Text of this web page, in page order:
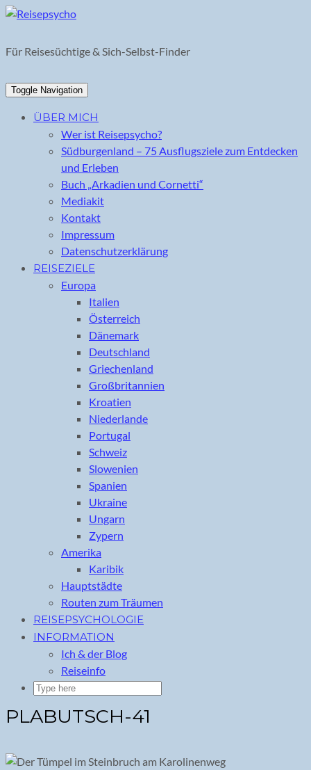
Skip
content
Für Reisesüchtige & Sich-Selbst-Finder
Toggle Navigation
ÜBER MICH
Wer ist Reisepsycho?
Südburgenland – 75 Ausflugsziele zum Entdecken
und Erleben
Buch „Arkadien und Cornetti“
Mediakit
Kontakt
Impressum
Datenschutzerklärung
REISEZIELE
Europa
Italien
Österreich
Dänemark
Deutschland
Griechenland
Großbritannien
Kroatien
Niederlande
Portugal
Schweiz
Slowenien
Spanien
Ukraine
Ungarn
Zypern
Amerika
Karibik
Hauptstädte
Routen zum Träumen
REISEPSYCHOLOGIE
INFORMATION
Ich & der Blog
Reiseinfo
PLABUTSCH-41